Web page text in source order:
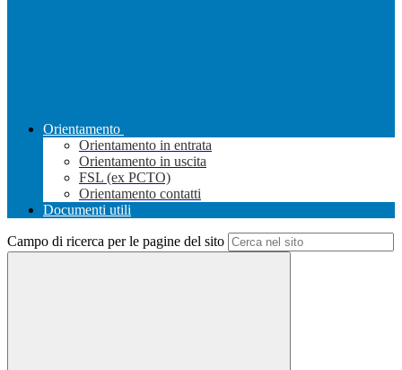
Orientamento
Orientamento in entrata
Orientamento in uscita
FSL (ex PCTO)
Orientamento contatti
Documenti utili
Campo di ricerca per le pagine del sito